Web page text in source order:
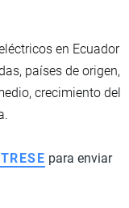
en Ecuador
países de origen,
crecimiento del
para enviar